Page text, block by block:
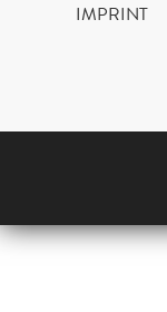
IMPRINT